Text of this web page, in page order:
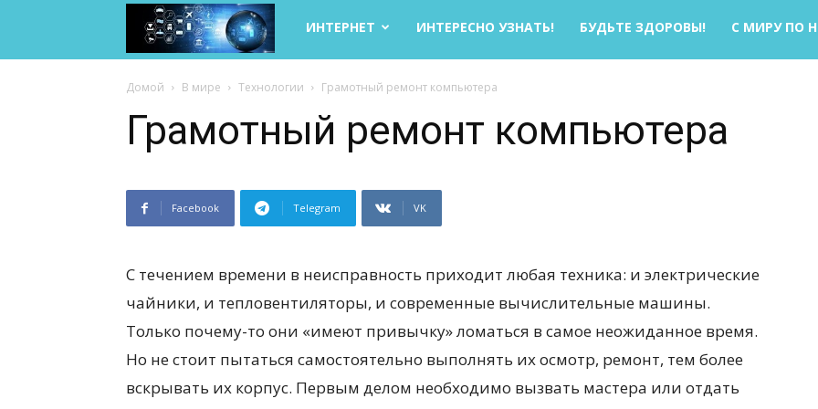
Life
Internet
ИНТЕРНЕТ ИНТЕРЕСНО УЗНАТЬ! БУДЬТЕ ЗДОРОВЫ! С МИРУ ПО
Домой В мире Технологии Грамотный ремонт компьютера
Грамотный ремонт компьютера
Facebook Telegram VK
С течением времени в неисправность приходит любая техника: и электрические
чайники, и тепловентиляторы, и современные вычислительные машины.
Только почему-то они «имеют привычку» ломаться в самое неожиданное время.
Но не стоит пытаться самостоятельно выполнять их осмотр, ремонт, тем более
вскрывать их корпус. Первым делом необходимо вызвать мастера или отдать